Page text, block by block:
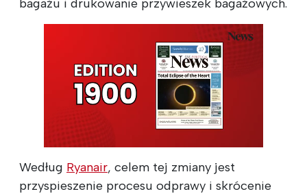
bagażu i drukowanie przywieszek bagażowych.
Według Ryanair, celem tej zmiany jest
przyspieszenie procesu odprawy i skrócenie